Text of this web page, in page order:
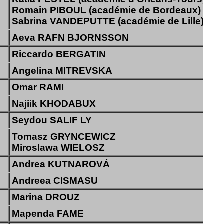
Romain PIBOUL (académie de Bordeaux)
Sabrina VANDEPUTTE (académie de
Aeva RAFN BJORNSSON
Riccardo BERGATIN
Angelina MITREVSKA
Omar RAMI
Najiik KHODABUX
Seydou SALIF LY
Tomasz GRYNCEWICZ
Miroslawa WIELOSZ
Andrea KUTNAROVÁ
Andreea CISMASU
Marina DROUZ
Mapenda FAME